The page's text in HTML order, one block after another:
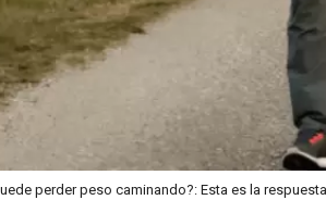
perder peso caminando?: Esta es la